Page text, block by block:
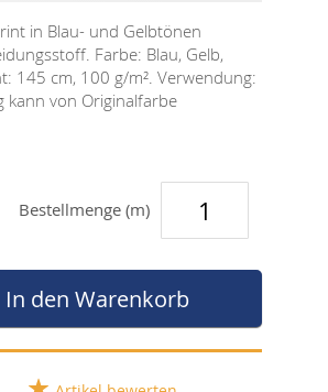
in Blau- und Gelbtönen
Farbe: Blau, Gelb,
145 cm, 100 g/m². Verwendung:
kann von Originalfarbe
Bestellmenge (m)
In den Warenkorb